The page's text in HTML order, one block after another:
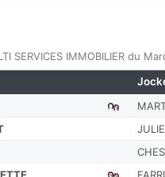
SERVICES IMMOBILIER du